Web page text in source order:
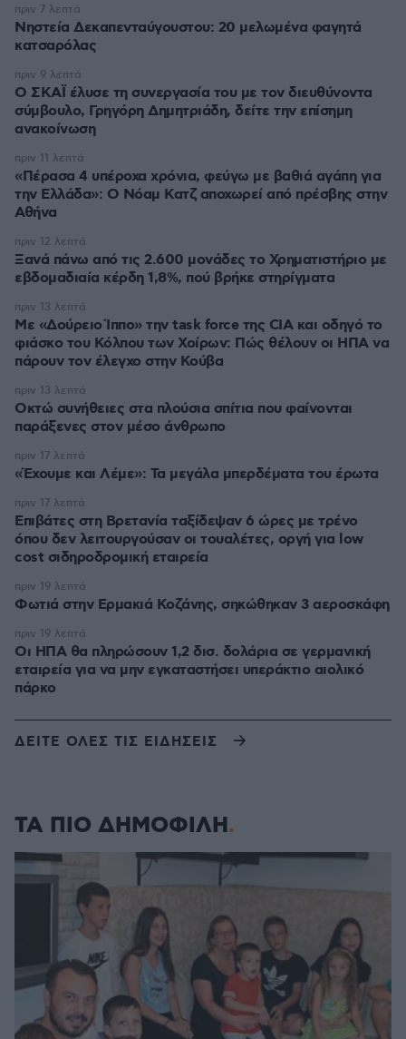
Νηστεία Δεκαπενταύγουστου: 20 μελωμένα φαγητά
κατσαρόλας
πριν 7 λεπτά
Ο ΣΚΑΪ έλυσε τη συνεργασία του με τον διευθύνοντα
σύμβουλο, Γρηγόρη Δημητριάδη, δείτε την επίσημη
ανακοίνωση
πριν 9 λεπτά
«Πέρασα 4 υπέροχα χρόνια, φεύγω με βαθιά αγάπη για
την Ελλάδα»: Ο Νόαμ Κατζ αποχωρεί από πρέσβης στην
Αθήνα
πριν 11 λεπτά
Ξανά πάνω από τις 2.600 μονάδες το Χρηματιστήριο με
εβδομαδιαία κέρδη 1,8%, πού βρήκε στηρίγματα
πριν 12 λεπτά
Με «Δούρειο Ίππο» την task force της CIA και οδηγό το
φιάσκο του Κόλπου των Χοίρων: Πώς θέλουν οι ΗΠΑ να
πάρουν τον έλεγχο στην Κούβα
πριν 13 λεπτά
Οκτώ συνήθειες στα πλούσια σπίτια που φαίνονται
παράξενες στον μέσο άνθρωπο
πριν 13 λεπτά
«Έχουμε και Λέμε»: Τα μεγάλα μπερδέματα του έρωτα
πριν 17 λεπτά
Επιβάτες στη Βρετανία ταξίδεψαν 6 ώρες με τρένο
όπου δεν λειτουργούσαν οι τουαλέτες, οργή για low
cost σιδηροδρομική εταιρεία
πριν 17 λεπτά
Φωτιά στην Ερμακιά Κοζάνης, σηκώθηκαν 3 αεροσκάφη
πριν 19 λεπτά
Οι ΗΠΑ θα πληρώσουν 1,2 δισ. δολάρια σε γερμανική
εταιρεία για να μην εγκαταστήσει υπεράκτιο αιολικό
πάρκο
πριν 19 λεπτά
ΔΕΙΤΕ ΟΛΕΣ ΤΙΣ ΕΙΔΗΣΕΙΣ
ΤΑ ΠΙΟ ΔΗΜΟΦΙΛΗ